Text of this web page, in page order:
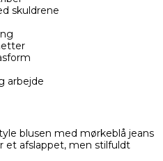
skuldrene
arbejde
blusen med mørkeblå jeans
et afslappet, men stilfuldt